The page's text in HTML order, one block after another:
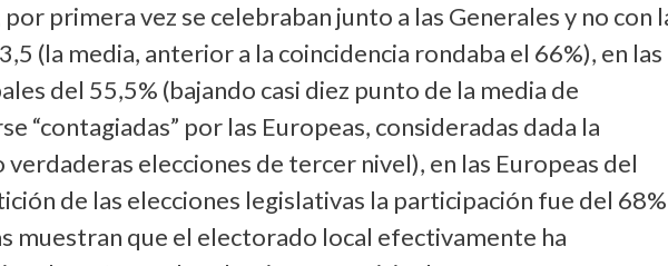
primera vez se celebraban junto a las Generales y no con
(la media, anterior a la coincidencia rondaba el 66%), en las
del 55,5% (bajando casi diez punto de la media de
“contagiadas” por las Europeas, consideradas dada la
elecciones de tercer nivel), en las Europeas del
de las elecciones legislativas la participación fue del 68%
muestran que el electorado local efectivamente ha